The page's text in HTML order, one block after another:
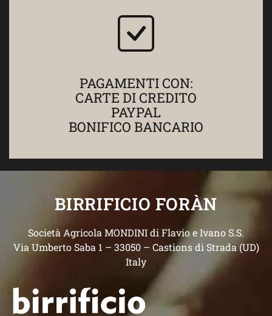
PAGAMENTI CON:
CARTE DI CREDITO
PAYPAL
BONIFICO BANCARIO
BIRRIFICIO FORÀN
Società Agricola MONDINI di Flavio e Ivano S.S.
Via Umberto Saba 1 – 33050 – Castions di Strada (UD)
Italy